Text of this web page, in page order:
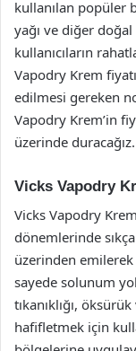
kullanılan popüler
yağı ve diğer
kullanıcıların
Vapodry Krem
edilmesi gereken
Vapodry Krem’in
üzerinde duracağız.
Vicks Vapodry
Vicks Vapodry
dönemlerinde
üzerinden emilerek
sayede solunum
tıkanıklığı,
hafifletmek için